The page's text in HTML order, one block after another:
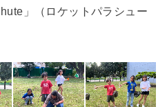
」（ロケットパラシュー